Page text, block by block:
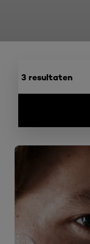
3 resultaten